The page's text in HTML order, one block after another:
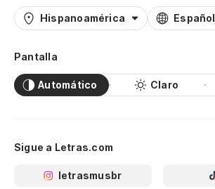
Hispanoamérica Español
Pantalla
Automático Claro
Sigue a Letras.com
letrasmusbr